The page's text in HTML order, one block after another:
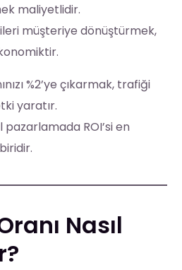
maliyetlidir.
müşteriye dönüştürmek,
%2’ye çıkarmak, trafiği
yaratır.
pazarlamada ROI’si en
Nasıl